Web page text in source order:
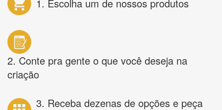
1. Escolha um de nossos produtos
2. Conte pra gente o que você deseja na
criação
3. Receba dezenas de opções e peça